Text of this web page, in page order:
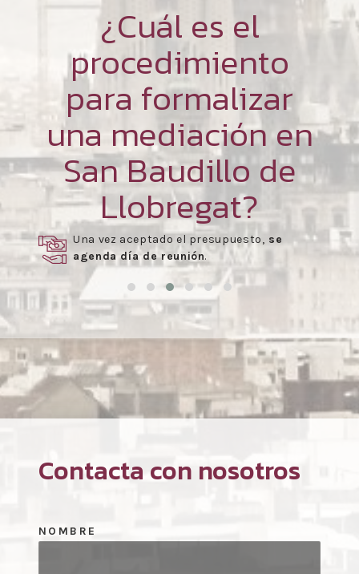
¿Cuál es el
procedimiento
para formalizar
una mediación en
San Baudillo de
Llobregat?
Una vez aceptado el presupuesto, se
agenda día de reunión.
Contacta con nosotros
NOMBRE